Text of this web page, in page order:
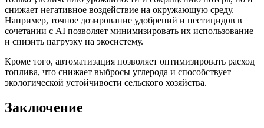
снижает негативное воздействие на окружающую среду.
Например, точное дозирование удобрений и пестицидов в
сочетании с AI позволяет минимизировать их использование
и снизить нагрузку на экосистему.
Кроме того, автоматизация позволяет оптимизировать расход
топлива, что снижает выбросы углерода и способствует
экологической устойчивости сельского хозяйства.
Заключение